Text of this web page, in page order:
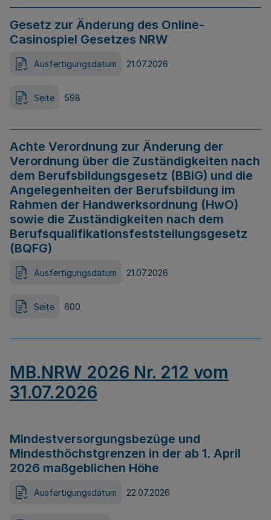
Gesetz zur Änderung des Online-
Casinospiel Gesetzes NRW
Ausfertigungsdatum 21.07.2026
Seite 598
Achte Verordnung zur Änderung der
Verordnung über die Zuständigkeiten nach
dem Berufsbildungsgesetz (BBiG) und die
Angelegenheiten der Berufsbildung im
Rahmen der Handwerksordnung (HwO)
sowie die Zuständigkeiten nach dem
Berufsqualifikationsfeststellungsgesetz
(BQFG)
Ausfertigungsdatum 21.07.2026
Seite 600
MB.NRW 2026 Nr. 212 vom
31.07.2026
Mindestversorgungsbezüge und
Mindesthöchstgrenzen in der ab 1. April
2026 maßgeblichen Höhe
Ausfertigungsdatum 22.07.2026